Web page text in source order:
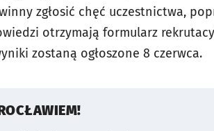
zgłosić chęć uczestnictwa,
otrzymają formularz
zostaną ogłoszone 8 czerwca.